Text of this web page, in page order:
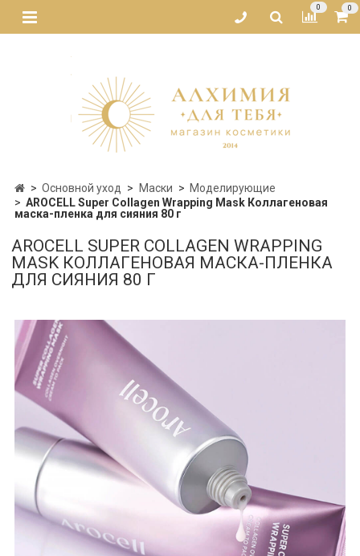
0 0
Основной уход Маски
Моделирующие
AROCELL Super Collagen Wrapping Mask Коллагеновая
маска-пленка для сияния 80 г
AROCELL SUPER COLLAGEN WRAPPING
MASK КОЛЛАГЕНОВАЯ МАСКА-ПЛЕНКА
ДЛЯ СИЯНИЯ 80 Г